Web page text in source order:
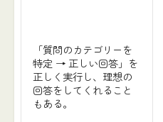
「質問のカテゴリーを
特定 → 正しい回答」を
正しく実行し、理想の
回答をしてくれること
もある。